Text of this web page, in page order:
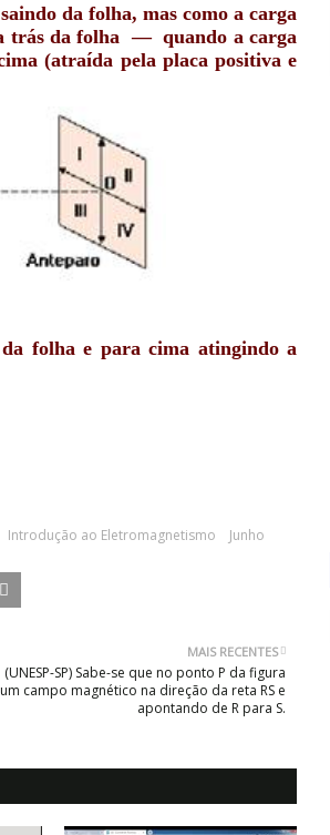
da folha, mas como a carga
trás da folha — quando a carga
(atraída pela placa positiva e
folha e para cima atingindo a
Introdução ao Eletromagnetismo Junho
MAIS RECENTES
SP) Sabe-se que no ponto P da figura
campo magnético na direção da reta RS e
apontando de R para S.